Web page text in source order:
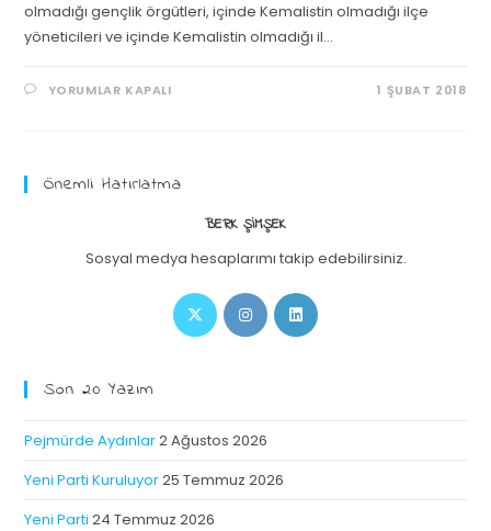
olmadığı gençlik örgütleri, içinde Kemalistin olmadığı ilçe
yöneticileri ve içinde Kemalistin olmadığı il…
YORUMLAR KAPALI 1 ŞUBAT 2018
Önemli Hatırlatma
BERK ŞIMŞEK
Sosyal medya hesaplarımı takip edebilirsiniz.
Son 20 Yazım
Pejmürde Aydınlar2 Ağustos 2026
Yeni Parti Kuruluyor25 Temmuz 2026
Yeni Parti 24 Temmuz 2026